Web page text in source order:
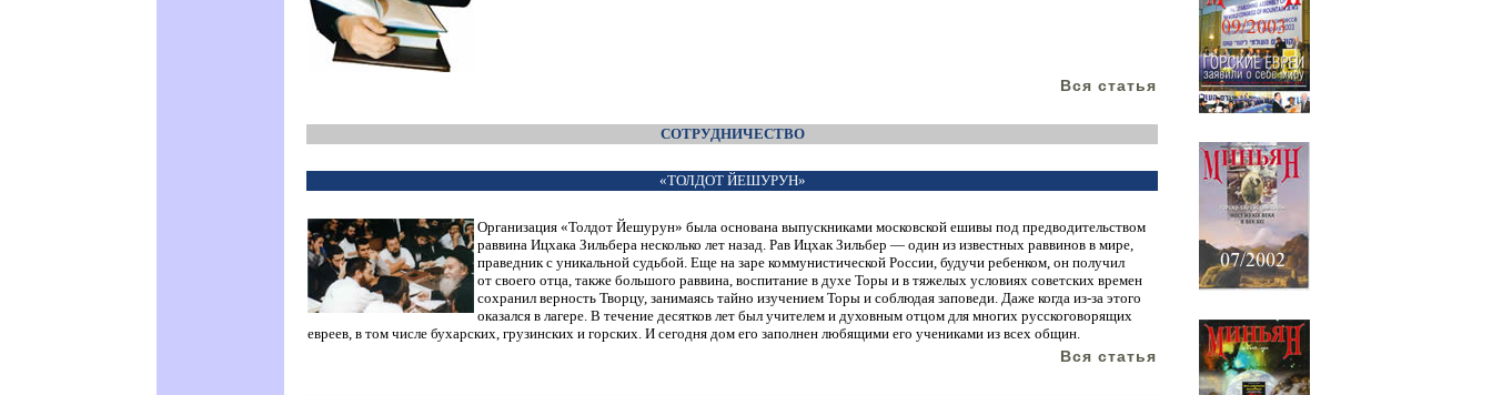
Вся статья
СОТРУДНИЧЕСТВО
«ТОЛДОТ ЙЕШУРУН»
Организация «Толдот Йешурун» была основана выпускниками московской ешивы под предводительством
раввина Ицхака Зильбера несколько лет назад. Рав Ицхак Зильбер — один из известных раввинов в мире,
праведник с уникальной судьбой. Еще на заре коммунистической России, будучи ребенком, он получил
от своего отца, также большого раввина, воспитание в духе Торы и в тяжелых условиях советских времен
сохранил верность Творцу, занимаясь тайно изучением Торы и соблюдая заповеди. Даже когда из-за этого
оказался в лагере. В течение десятков лет был учителем и духовным отцом для многих русскоговорящих
евреев, в том числе бухарских, грузинских и горских. И сегодня дом его заполнен любящими его учениками из всех общин.
Вся статья